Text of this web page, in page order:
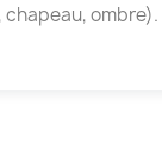
ombre).